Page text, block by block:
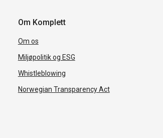
Om Komplett
Om os
Miljøpolitik og ESG
Whistleblowing
Norwegian Transparency Act